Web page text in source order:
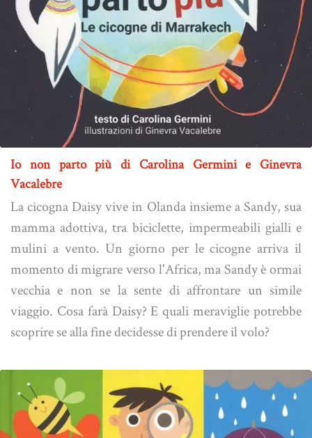
Io non parto più di Carolina Germini e Ginevra
Vacalebre
La cicogna Daisy vive in Olanda insieme a Sandy, sua
mamma adottiva, tra biciclette, impermeabili gialli e
mulini a vento. Un giorno per le cicogne arriva il
momento di migrare verso l'Africa, ma Sandy è ormai
vecchia e non se la sente di affrontare un simile
viaggio. Cosa farà Daisy? E quali meraviglie potrebbe
scoprire se alla fine decidesse di prendere il volo?